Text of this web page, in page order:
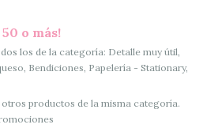
o más!
los de la categoría: Detalle muy útil,
Bendiciones, Papelería - Stationary,
productos de la misma categoría.